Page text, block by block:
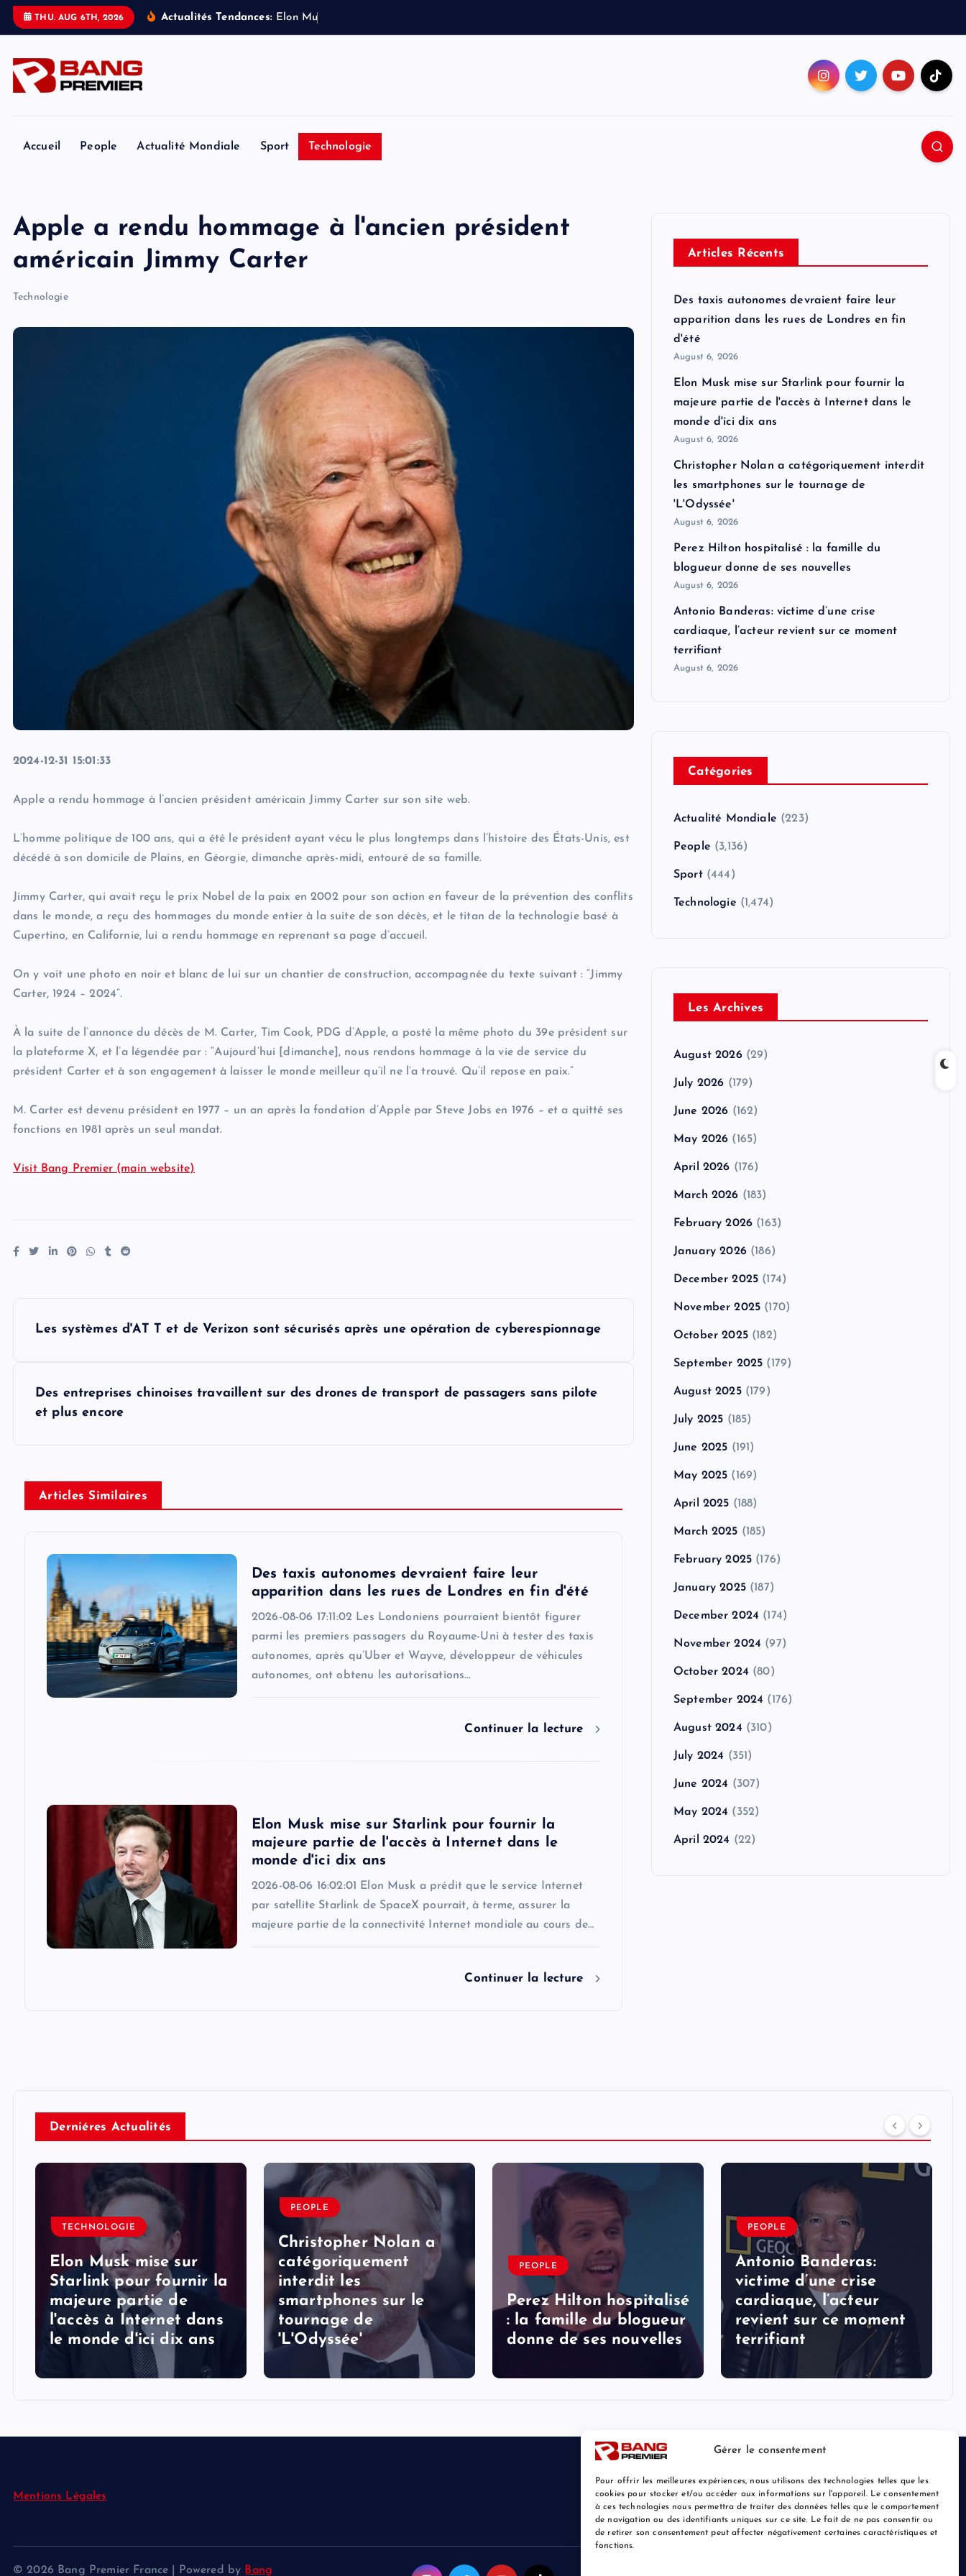
Gérer le consentement
Pour offrir les meilleures expériences, nous utilisons des technologies telles que les
cookies pour stocker et/ou accéder aux informations sur l'appareil. Le consentement
à ces technologies nous permettra de traiter des données telles que le comportement
de navigation ou des identifiants uniques sur ce site. Le fait de ne pas consentir ou
de retirer son consentement peut affecter négativement certaines caractéristiques et
fonctions.
THU. AUG 6TH, 2026 Actualités Tendances: E lon M u
Accueil People Actualité Mondiale Sport Technologie
Apple a rendu hommage à l'ancien président
américain Jimmy Carter
Technologie
2024-12-31 15:01:33
Apple a rendu hommage à l’ancien président américain Jimmy Carter sur son site web.
L’homme politique de 100 ans, qui a été le président ayant vécu le plus longtemps dans l’histoire des États-Unis, est
décédé à son domicile de Plains, en Géorgie, dimanche après-midi, entouré de sa famille.
Jimmy Carter, qui avait reçu le prix Nobel de la paix en 2002 pour son action en faveur de la prévention des conflits
dans le monde, a reçu des hommages du monde entier à la suite de son décès, et le titan de la technologie basé à
Cupertino, en Californie, lui a rendu hommage en reprenant sa page d’accueil.
On y voit une photo en noir et blanc de lui sur un chantier de construction, accompagnée du texte suivant : “Jimmy
Carter, 1924 – 2024”.
À la suite de l’annonce du décès de M. Carter, Tim Cook, PDG d’Apple, a posté la même photo du 39e président sur
la plateforme X, et l’a légendée par : “Aujourd’hui [dimanche], nous rendons hommage à la vie de service du
président Carter et à son engagement à laisser le monde meilleur qu’il ne l’a trouvé. Qu’il repose en paix.”
M. Carter est devenu président en 1977 – un an après la fondation d’Apple par Steve Jobs en 1976 – et a quitté ses
fonctions en 1981 après un seul mandat.
Visit Bang Premier (main website)
n
a
Les systèmes d'AT T et de Verizon sont sécurisés après une opération de cyberespionnage
Des entreprises chinoises travaillent sur des drones de transport de passagers sans pilote
et plus encore
Articles Similaires
Des taxis autonomes devraient faire leur
apparition dans les rues de Londres en fin d'été
2026-08-06 17:11:02 Les Londoniens pourraient bientôt figurer
parmi les premiers passagers du Royaume-Uni à tester des taxis
autonomes, après qu’Uber et Wayve, développeur de véhicules
autonomes, ont obtenu les autorisations…
Continuer la lecture
Elon Musk mise sur Starlink pour fournir la
majeure partie de l'accès à Internet dans le
monde d'ici dix ans
2026-08-06 16:02:01 Elon Musk a prédit que le service Internet
par satellite Starlink de SpaceX pourrait, à terme, assurer la
majeure partie de la connectivité Internet mondiale au cours de…
Continuer la lecture
Articles Récents
Des taxis autonomes devraient faire leur
apparition dans les rues de Londres en fin
d'été
August 6, 2026
Elon Musk mise sur Starlink pour fournir la
majeure partie de l'accès à Internet dans le
monde d'ici dix ans
August 6, 2026
Christopher Nolan a catégoriquement interdit
les smartphones sur le tournage de
'L'Odyssée'
August 6, 2026
Perez Hilton hospitalisé : la famille du
blogueur donne de ses nouvelles
August 6, 2026
Antonio Banderas: victime d’une crise
cardiaque, l’acteur revient sur ce moment
terrifiant
August 6, 2026
Catégories
Actualité Mondiale (223)
People (3,136)
Sport(444)
Technologie (1,474)
Les Archives
August 2026(29)
July 2026 (179)
June 2026 (162)
May 2026 (165)
April 2026 (176)
March 2026 (183)
February 2026 (163)
January 2026(186)
December 2025 (174)
November 2025 (170)
October 2025(182)
September 2025 (179)
August 2025(179)
July 2025 (185)
June 2025 (191)
May 2025 (169)
April 2025 (188)
March 2025 (185)
February 2025 (176)
January 2025(187)
December 2024 (174)
November 2024 (97)
October 2024 (80)
September 2024 (176)
August 2024 (310)
July 2024 (351)
June 2024 (307)
May 2024 (352)
April 2024 (22)
Derniéres Actualités
TECHNOLOGIE
Elon Musk mise sur
Starlink pour fournir la
majeure partie de
l'accès à Internet dans
le monde d'ici dix ans
PEOPLE
Christopher Nolan a
catégoriquement
interdit les
smartphones sur le
tournage de
'L'Odyssée'
PEOPLE
Perez Hilton hospitalisé
: la famille du blogueur
donne de ses nouvelles
PEOPLE
Antonio Banderas:
victime d’une crise
cardiaque, l’acteur
revient sur ce moment
terrifiant
Mentions Légales
© 2026 Bang Premier France | Powered by Bang